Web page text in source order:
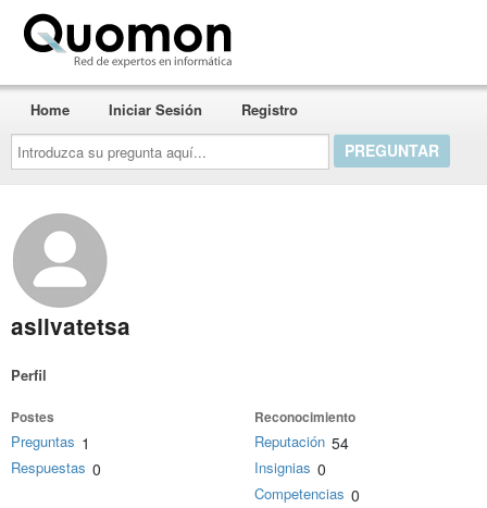
Introduzca
su
pregunta
aquí...
Home Iniciar Sesión Registro
asilvatetsa
Perfil
Postes
Preguntas 1
Respuestas 0
Reconocimiento
Reputación 54
Insignias 0
Competencias 0